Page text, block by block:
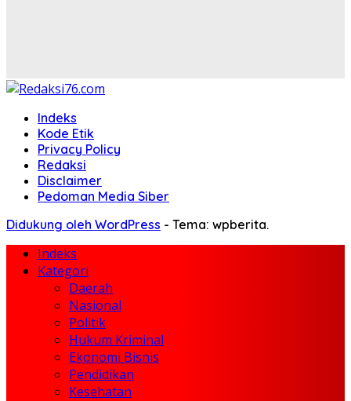
Indeks
Kode Etik
Privacy Policy
Redaksi
Disclaimer
Pedoman Media Siber
Didukung oleh WordPress - Tema: wpberita.
Indeks
Kategori
Daerah
Nasional
Politik
Hukum Kriminal
Ekonomi Bisnis
Pendidikan
Kesehatan